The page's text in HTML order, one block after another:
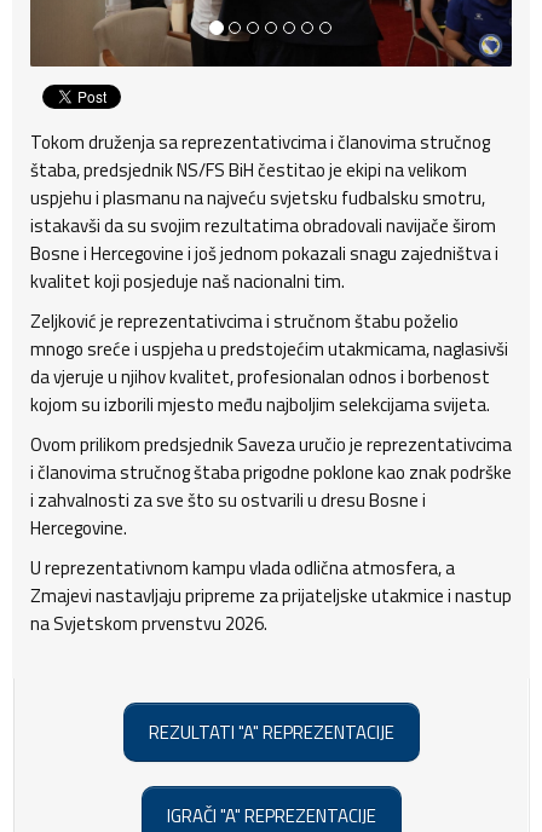
Tokom druženja sa reprezentativcima i članovima stručnog
štaba, predsjednik NS/FS BiH čestitao je ekipi na velikom
uspjehu i plasmanu na najveću svjetsku fudbalsku smotru,
istakavši da su svojim rezultatima obradovali navijače širom
Bosne i Hercegovine i još jednom pokazali snagu zajedništva i
kvalitet koji posjeduje naš nacionalni tim.
Zeljković je reprezentativcima i stručnom štabu poželio
mnogo sreće i uspjeha u predstojećim utakmicama, naglasivši
da vjeruje u njihov kvalitet, profesionalan odnos i borbenost
kojom su izborili mjesto među najboljim selekcijama svijeta.
Ovom prilikom predsjednik Saveza uručio je reprezentativcima
i članovima stručnog štaba prigodne poklone kao znak podrške
i zahvalnosti za sve što su ostvarili u dresu Bosne i
Hercegovine.
U reprezentativnom kampu vlada odlična atmosfera, a
Zmajevi nastavljaju pripreme za prijateljske utakmice i nastup
na Svjetskom prvenstvu 2026.
REZULTATI "A" REPREZENTACIJE
IGRAČI "A" REPREZENTACIJE